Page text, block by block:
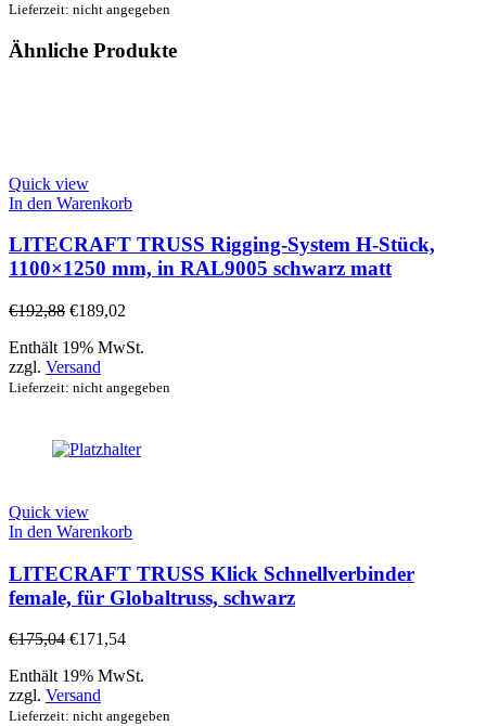
Lieferzeit: nicht angegeben
Ähnliche Produkte
Quick view
In den Warenkorb
LITECRAFT TRUSS Rigging-System H-Stück,
1100×1250 mm, in RAL9005 schwarz matt
€192,88 €189,02
Enthält 19% MwSt.
zzgl. Versand
Lieferzeit: nicht angegeben
Quick view
In den Warenkorb
LITECRAFT TRUSS Klick Schnellverbinder
female, für Globaltruss, schwarz
€175,04 €171,54
Enthält 19% MwSt.
zzgl. Versand
Lieferzeit: nicht angegeben